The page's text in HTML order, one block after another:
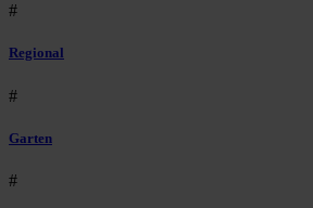
#
Regional
#
Garten
#